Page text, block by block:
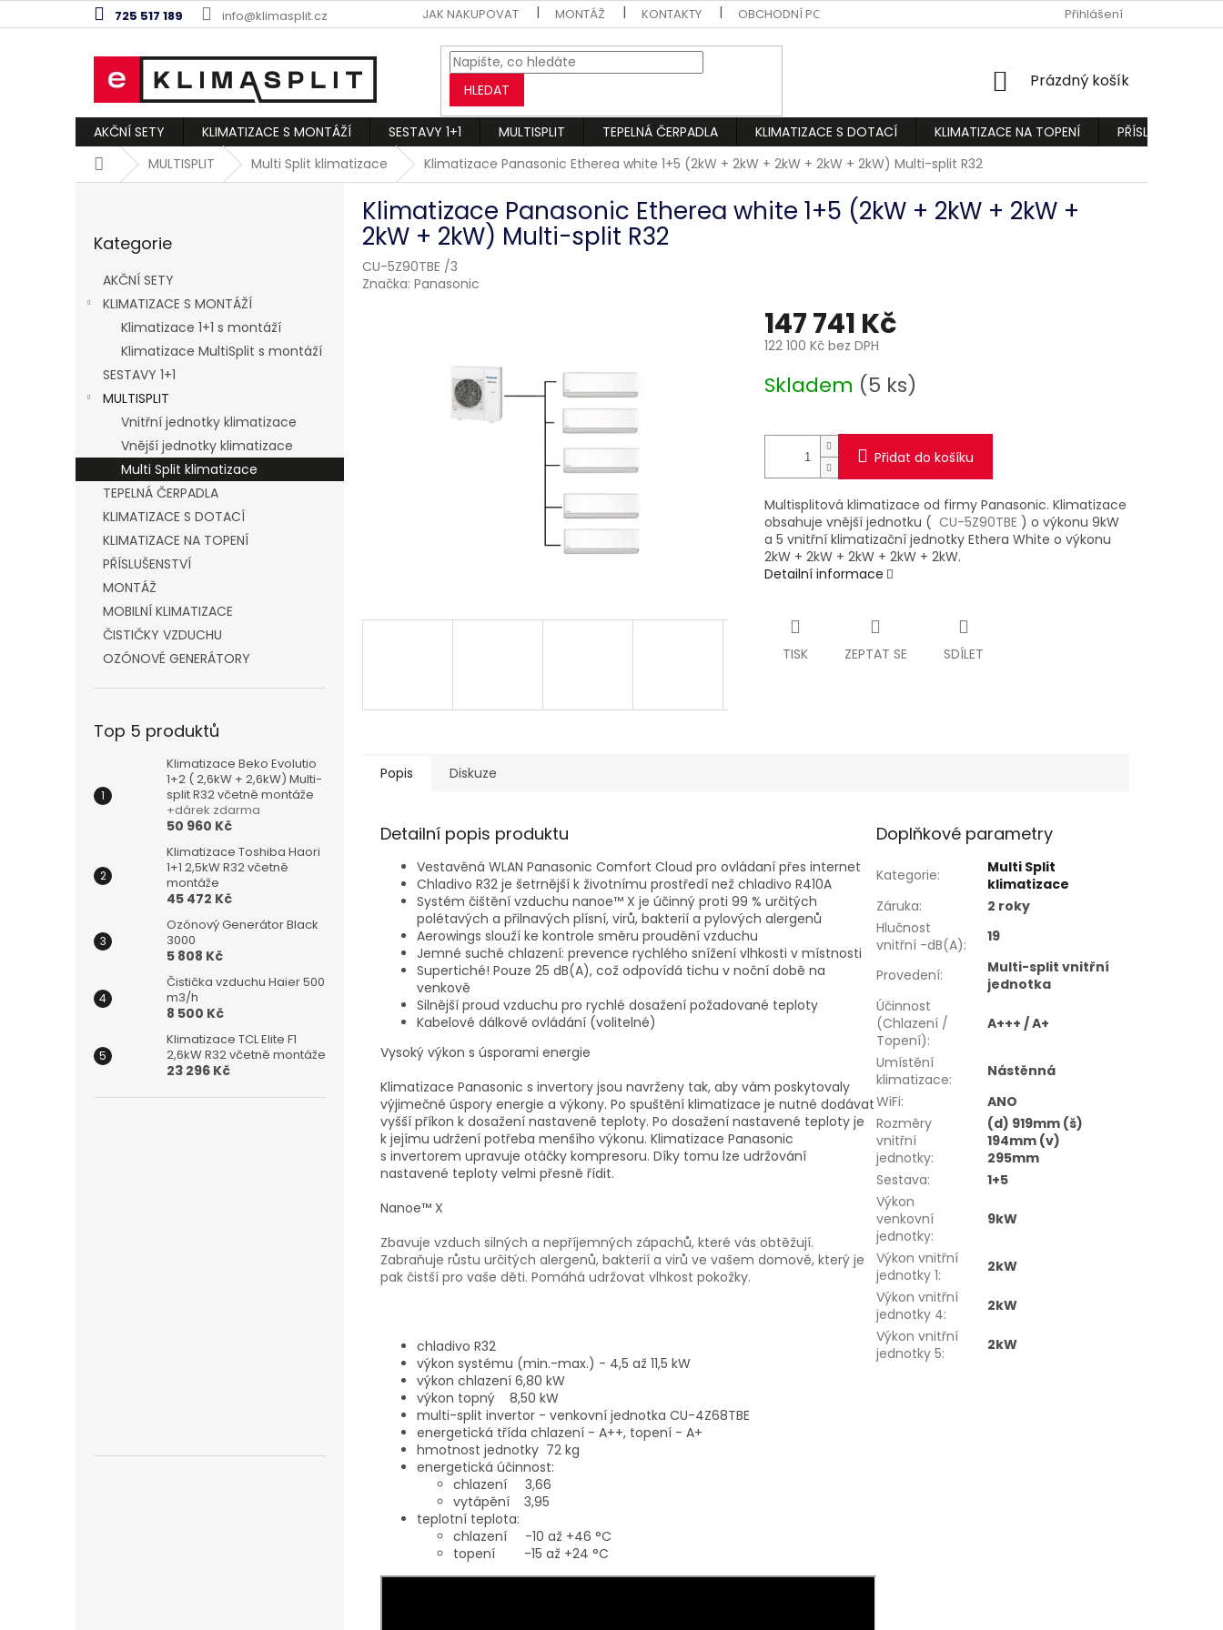
na
725 517 189 info@klimasplit.cz JAK NAKUPOVAT MONTÁŽ KONTAKTY OBCHODNÍ PODMÍNKY PODMÍNKY OCHRANY OSOBNÍCH ÚDAJŮ
Přihlášení
HLEDAT
NÁKUPNÍ
Prázdný košík
AKČNÍ SETY KLIMATIZACE S MONTÁŽÍ SESTAVY 1+1 MULTISPLIT TEPELNÁ ČERPADLA KLIMATIZACE S DOTACÍ KLIMATIZACE NA TOPENÍ
PŘÍSLUŠENSTVÍ
DomůMULTISPLIT Multi Split klimatizace Klimatizace Panasonic Etherea white 1+5 (2kW + 2kW + 2kW + 2kW + 2kW) Multi-split R32
l
kategorie
Kategorie
AKČNÍ SETY
KLIMATIZACE S MONTÁŽÍ
Klimatizace 1+1 s montáží
Klimatizace MultiSplit s montáží
SESTAVY 1+1
MULTISPLIT
Vnitřní jednotky klimatizace
Vnější jednotky klimatizace
Multi Split klimatizace
TEPELNÁ ČERPADLA
KLIMATIZACE S DOTACÍ
KLIMATIZACE NA TOPENÍ
PŘÍSLUŠENSTVÍ
MONTÁŽ
MOBILNÍ KLIMATIZACE
ČISTIČKY VZDUCHU
OZÓNOVÉ GENERÁTORY
Top 5 produktů
Klimatizace Beko Evolutio
1+2 ( 2,6kW + 2,6kW) Multi-
split R32 včetně montáže
+dárek zdarma
50 960 Kč
Klimatizace Toshiba Haori
1+1 2,5kW R32 včetně
montáže
45 472 Kč
Ozónový Generátor Black
3000
5 808 Kč
Čistička vzduchu Haier 500
m3/h
8 500 Kč
Klimatizace TCL Elite F1
2,6kW R32 včetně montáže
23 296 Kč
Klimatizace Panasonic Etherea white 1+5 (2kW + 2kW + 2kW +
2kW + 2kW) Multi-split R32
CU-5Z90TBE /3
Značka: Panasonic
147 741 Kč
122 100 Kč bez DPH
cena:
Skladem (5 ks)
Přidat do košíku
Multisplitová klimatizace od firmy Panasonic. Klimatizace
obsahuje vnější jednotku ( CU-5Z90TBE ) o výkonu 9kW
a 5 vnitřní klimatizační jednotky Ethera White o výkonu
2kW + 2kW + 2kW + 2kW + 2kW.
Detailní informace
TISK ZEPTAT SE SDÍLET
Popis Diskuze
Detailní popis produktu
Vestavěná WLAN Panasonic Comfort Cloud pro ovládaní přes internet
Chladivo R32 je šetrnější k životnímu prostředí než chladivo R410A
Systém čištění vzduchu nanoe™ X je účinný proti 99 % určitých
polétavých a přilnavých plísní, virů, bakterií a pylových alergenů
Aerowings slouží ke kontrole směru proudění vzduchu
Jemné suché chlazení: prevence rychlého snížení vlhkosti v místnosti
Supertiché! Pouze 25 dB(A), což odpovídá tichu v noční době na
venkově
Silnější proud vzduchu pro rychlé dosažení požadované teploty
Kabelové dálkové ovládání (volitelné)
Vysoký výkon s úsporami energie
Klimatizace Panasonic s invertory jsou navrženy tak, aby vám poskytovaly
výjimečné úspory energie a výkony. Po spuštění klimatizace je nutné dodávat
vyšší příkon k dosažení nastavené teploty. Po dosažení nastavené teploty je
k jejímu udržení potřeba menšího výkonu. Klimatizace Panasonic
s invertorem upravuje otáčky kompresoru. Díky tomu lze udržování
nastavené teploty velmi přesně řídit.
Nanoe™ X
Zbavuje vzduch silných a nepříjemných zápachů, které vás obtěžují.
Zabraňuje růstu určitých alergenů, bakterií a virů ve vašem domově, který je
pak čistší pro vaše děti. Pomáhá udržovat vlhkost pokožky.
chladivo R32
výkon systému (min.-max.) - 4,5 až 11,5 kW
výkon chlazení 6,80 kW
výkon topný 8,50 kW
multi-split invertor - venkovní jednotka CU-4Z68TBE
energetická třída chlazení - A++, topení - A+
hmotnost jednotky 72 kg
energetická účinnost:
chlazení 3,66
vytápění 3,95
teplotní teplota:
chlazení -10 až +46 °C
topení -15 až +24 °C
Doplňkové parametry
Kategorie:
Multi Split
klimatizace
Záruka:
2 roky
Hlučnost
vnitřní -dB(A): 19
Provedení:
Multi-split vnitřní
jednotka
Účinnost
(Chlazení /
Topení):
A+++ / A+
Umístění
klimatizace:
Nástěnná
WiFi:
ANO
Rozměry
vnitřní
jednotky:
(d) 919mm (š)
194mm (v)
295mm
Sestava:
1+5
Výkon
venkovní
jednotky:
9kW
Výkon vnitřní
jednotky 1:
2kW
Výkon vnitřní
jednotky 4:
2kW
Výkon vnitřní
jednotky 5: 2kW